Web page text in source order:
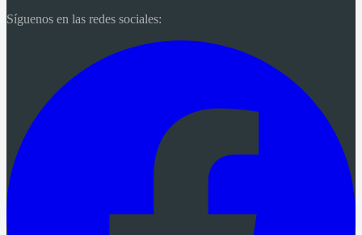
Síguenos en las redes sociales: